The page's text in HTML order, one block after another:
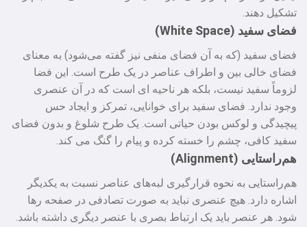
تشکیل دهند.
فضای سفید (White Space)
فضای سفید (که به آن فضای منفی نیز گفته می‌شود) به معنای
فضای خالی بین و اطراف عناصر در یک طرح است. این فضا
لزوماً سفید نیست، بلکه هر ناحیه‌ ای است که در آن عنصری
وجود ندارد. فضای سفید برای خوانایی، تمرکز و ایجاد حس
پیچیدگی و لوکس بودن حیاتی است. یک طرح شلوغ و بدون فضای
سفید کافی، چشم را خسته کرده و پیام را گنگ می‌ کند.
هم‌راستایی (Alignment)
هم‌راستایی به نحوه قرارگیری لبه‌های عناصر نسبت به یکدیگر
اشاره دارد. هیچ عنصری نباید به صورت تصادفی در صفحه رها
شود. هر عنصر باید یک ارتباط بصری با عنصر دیگری داشته باشد.